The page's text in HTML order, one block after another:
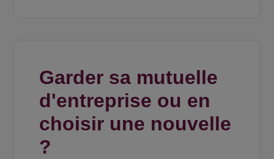
Garder sa mutuelle
d'entreprise ou en
choisir une nouvelle
?